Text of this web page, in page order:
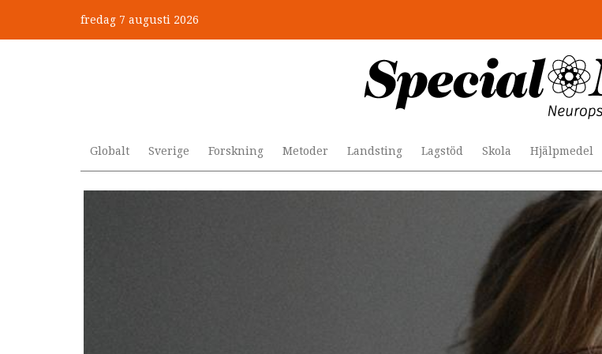
huvudinnehåll
fredag 7 augusti 2026
Globalt Sverige Forskning Metoder Landsting Lagstöd Skola Hjälpmedel
Mobbning vid autism och adhd: 4 lästips